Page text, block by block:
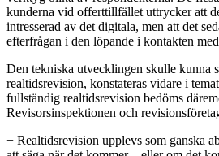
kunderna vid offerttillfället uttrycker att
intresserad av det digitala, men att det
efterfrågan i den löpande i kontakten
Den tekniska utvecklingen skulle kunna
realtidsrevision, konstateras vidare i
fullständig realtidsrevision bedöms
Revisorsinspektionen och
− Realtidsrevision upplevs som ganska